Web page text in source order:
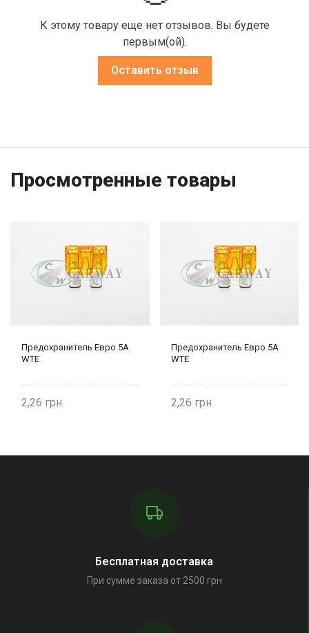
К этому товару еще нет отзывов. Вы будете
первым(ой).
Оставить отзыв
Просмотренные товары
Предохранитель Евро 5А
WTE
2,26
Предохранитель Евро 5А
WTE
2,26
Бесплатная доставка
При сумме заказа от 2500 грн